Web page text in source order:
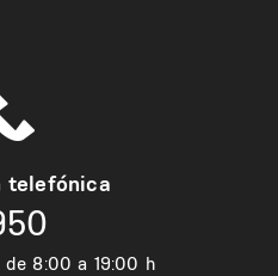
telefónica
8:00 a 19:00 h